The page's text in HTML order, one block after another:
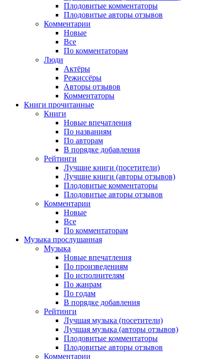
Плодовитые комментаторы
Плодовитые авторы отзывов
Комментарии
Новые
Все
По комментаторам
Люди
Актёры
Режиссёры
Авторы отзывов
Комментаторы
Книги прочитанные
Книги
Новые впечатления
По названиям
По авторам
В порядке добавления
Рейтинги
Лучшие книги (посетители)
Лучшие книги (авторы отзывов)
Плодовитые комментаторы
Плодовитые авторы отзывов
Комментарии
Новые
Все
По комментаторам
Музыка прослушанная
Музыка
Новые впечатления
По произведениям
По исполнителям
По жанрам
По годам
В порядке добавления
Рейтинги
Лучшая музыка (посетители)
Лучшая музыка (авторы отзывов)
Плодовитые комментаторы
Плодовитые авторы отзывов
Комментарии